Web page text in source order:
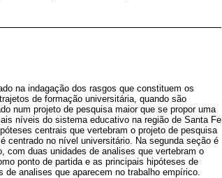
na indagação dos rasgos que constituem os
de formação universitária, quando são
num projeto de pesquisa maior que se propor uma
níveis do sistema educativo na região de Santa Fe
centrais que vertebram o projeto de pesquisa
centrado no nível universitário. Na segunda seção é
com duas unidades de analises que vertebram o
ponto de partida e as principais hipóteses de
analises que aparecem no trabalho empírico.